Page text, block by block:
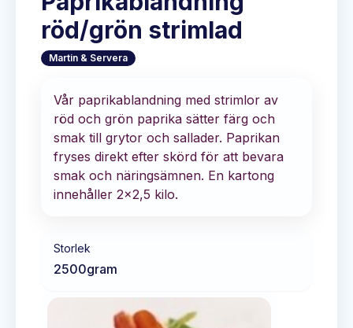
röd/grön strimlad
Martin & Servera
Vår paprikablandning med strimlor av
röd och grön paprika sätter färg och
smak till grytor och sallader. Paprikan
fryses direkt efter skörd för att bevara
smak och näringsämnen. En kartong
innehåller 2x2,5 kilo.
Storlek
2500gram